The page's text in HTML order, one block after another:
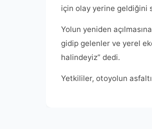
için olay yerine geldiğini
Yolun yeniden
gidip gelenler ve yerel
halindeyiz” dedi.
Yetkililer, otoyolun